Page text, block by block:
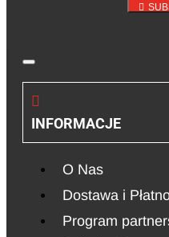
INFORMACJE
O Nas
Dostawa i
Program